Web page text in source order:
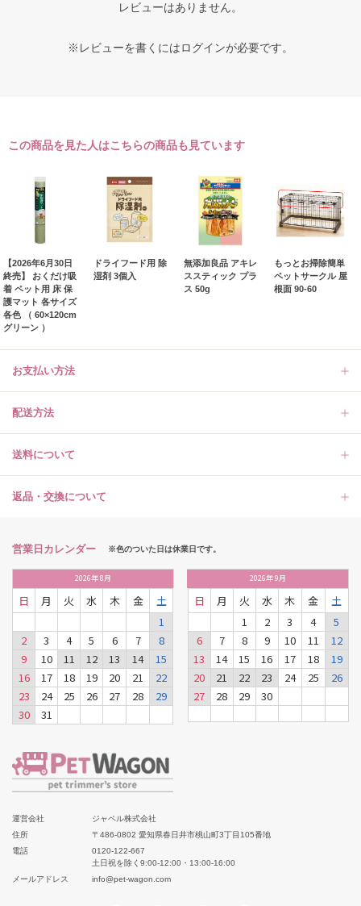
レビューはありません。
※レビューを書くにはログインが必要です。
この商品を見た人はこちらの商品も見ています
【2026年6月30日
終売】 おくだけ吸
着 ペット用 床 保
護マット 各サイズ
各色 （ 60×120cm
グリーン ）
ドライフード用 除
湿剤 3個入
無添加良品 アキレ
ススティック プラ
ス 50g
もっとお掃除簡単
ペットサークル 屋
根面 90-60
お支払い方法
配送方法
送料について
返品・交換について
営業日カレンダー ※色のついた日は休業日です。
2026年8月
日 月 火 水 木 金
土
1
2
3 4 5 6 7
8
9
10 11 12 13 14
15
16
17 18 19 20 21
22
23
24 25 26 27 28
29
30
31
2026年9月
日 月 火 水 木 金
土
1
2 3 4
5
6
7 8 9 10 11
12
13
14 15 16 17 18
19
20
21 22 23 24 25
26
27
28 29 30
運営会社
ジャペル株式会社
住所
〒486-0802 愛知県春日井市桃山町3丁目105番地
電話
0120-122-667
土日祝を除く9:00-12:00・13:00-16:00
メールアドレス
info@pet-wagon.com